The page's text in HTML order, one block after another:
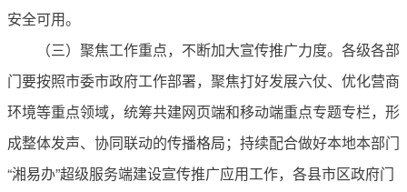
安全可用。
（三）聚焦工作重点，不断加大宣传推广力度。各级各部
门要按照市委市政府工作部署，聚焦打好发展六仗、优化营商
环境等重点领域，统筹共建网页端和移动端重点专题专栏，形
成整体发声、协同联动的传播格局；持续配合做好本地本部门
“湘易办”超级服务端建设宣传推广应用工作，各县市区政府门